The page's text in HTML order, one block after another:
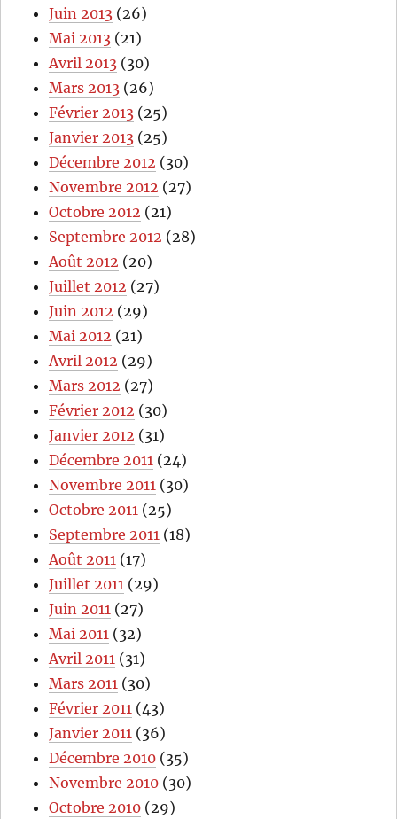
Juin 2013 (26)
Mai 2013 (21)
Avril 2013 (30)
Mars 2013 (26)
Février 2013 (25)
Janvier 2013 (25)
Décembre 2012 (30)
Novembre 2012 (27)
Octobre 2012 (21)
Septembre 2012 (28)
Août 2012 (20)
Juillet 2012 (27)
Juin 2012 (29)
Mai 2012 (21)
Avril 2012 (29)
Mars 2012 (27)
Février 2012 (30)
Janvier 2012 (31)
Décembre 2011 (24)
Novembre 2011 (30)
Octobre 2011 (25)
Septembre 2011 (18)
Août 2011 (17)
Juillet 2011 (29)
Juin 2011 (27)
Mai 2011 (32)
Avril 2011 (31)
Mars 2011 (30)
Février 2011 (43)
Janvier 2011 (36)
Décembre 2010 (35)
Novembre 2010 (30)
Octobre 2010 (29)